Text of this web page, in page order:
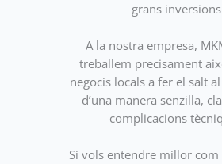
grans
A la nostra empresa,
treballem precisament
negocis locals a fer el salt
d’una manera senzilla,
complicacions
Si vols entendre millor